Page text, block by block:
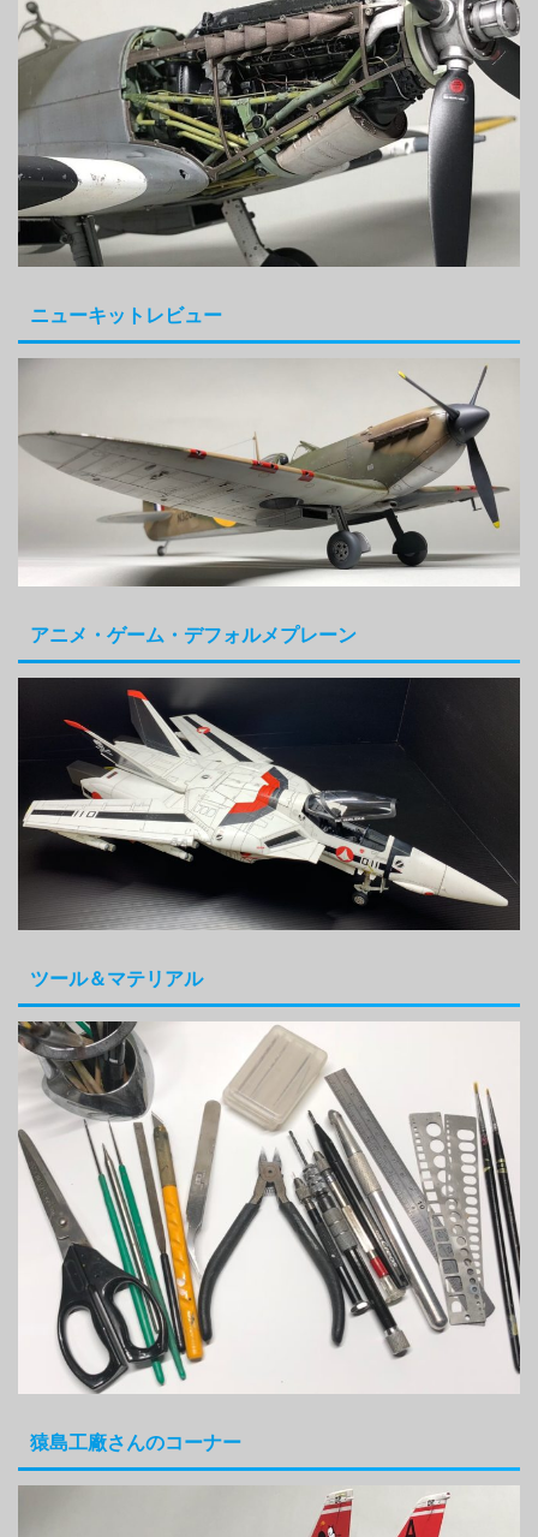
ニューキットレビュー
アニメ・ゲーム・デフォルメプレーン
ツール＆マテリアル
猿島工廠さんのコーナー